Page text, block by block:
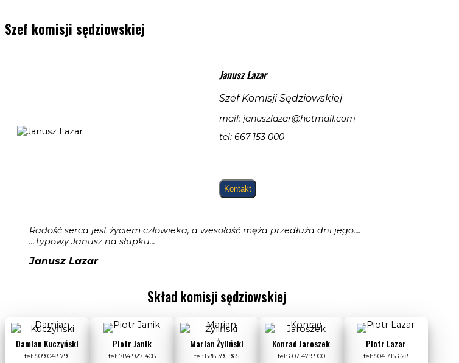
Szef komisji sędziowskiej
Janusz Lazar
Szef Komisji Sędziowskiej
mail: januszlazar@hotmail.com
tel: 667 153 000
Kontakt
Radość serca jest życiem człowieka, a wesołość męża przedłuża dni jego....
...Typowy Janusz na słupku...
Janusz Lazar
Skład komisji sędziowskiej
Damian Kuczyński
tel: 509 048 791
Piotr Janik
tel: 784 927 408
Marian Żyliński
tel: 888 391 965
Konrad Jaroszek
tel: 607 479 900
Piotr Lazar
tel: 504 715 628